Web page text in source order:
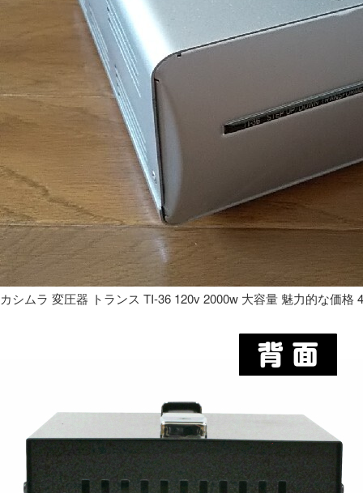
カシムラ 変圧器 トランス TI-36 120v 2000w 大容量 魅力的な価格